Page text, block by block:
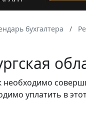
бухгалтера
необходимо
уплатить в